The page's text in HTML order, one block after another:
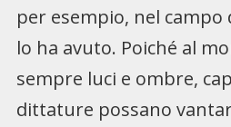
per esempio, nel
lo ha avuto. Poiché al
sempre luci e ombre,
dittature possano